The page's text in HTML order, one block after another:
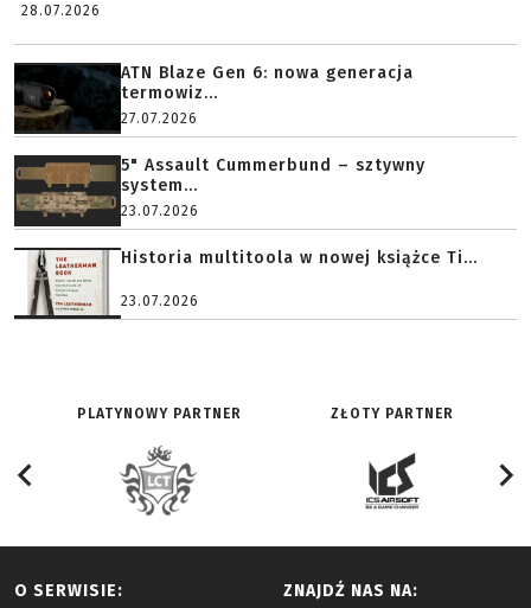
28.07.2026
ATN Blaze Gen 6: nowa generacja
termowiz...
27.07.2026
5" Assault Cummerbund – sztywny
system...
23.07.2026
Historia multitoola w nowej książce Ti...
23.07.2026
PLATYNOWY PARTNER ZŁOTY PARTNER
O SERWISIE: ZNAJDŹ NAS NA: